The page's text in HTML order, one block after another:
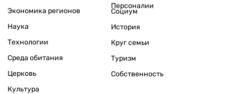
Экономика регионов
Персоналии
Наука
Технологии
Среда обитания
Церковь
Культура
Социум
История
Круг семьи
Туризм
Собственность